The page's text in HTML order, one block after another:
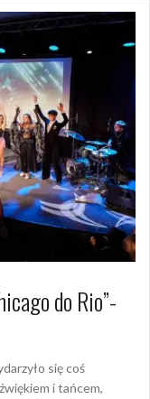
do Rio”-
się coś
i tańcem,